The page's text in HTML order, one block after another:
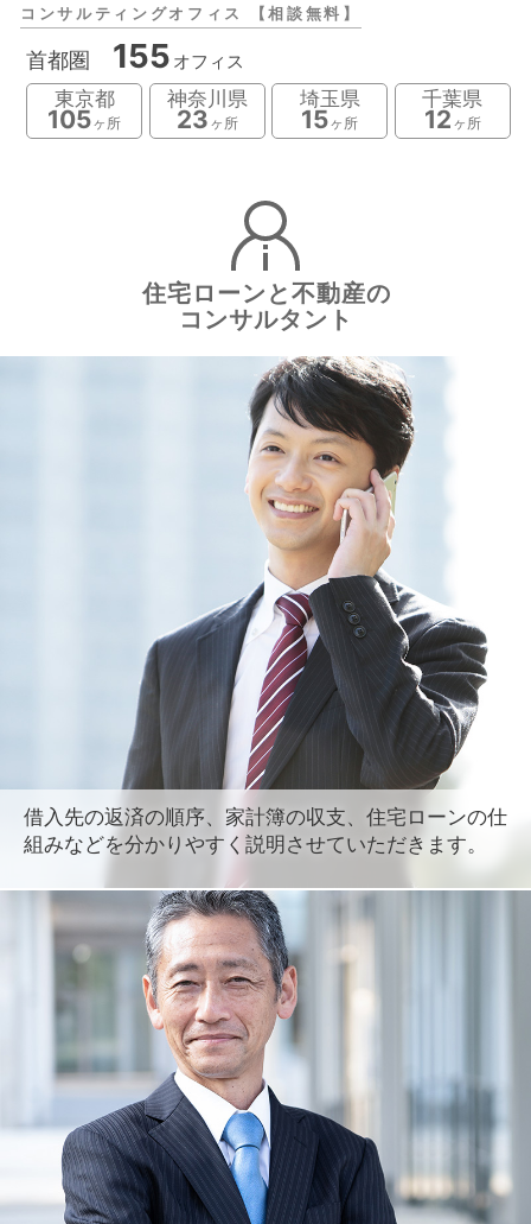
コンサルティングオフィス 【相談無料】
首都圏 155 オフィス
東京都
105ヶ所
神奈川県
23 ヶ所
埼玉県
15ヶ所
千葉県
12 ヶ所
住宅ローンと不動産の
コンサルタント
借入先の返済の順序、家計簿の収支、住宅ローンの仕
組みなどを分かりやすく説明させていただきます。